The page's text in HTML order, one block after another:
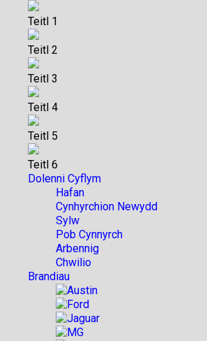
Teitl 1
Teitl 2
Teitl 3
Teitl 4
Teitl 5
Teitl 6
Dolenni Cyflym
Hafan
Cynhyrchion Newydd
Sylw
Pob Cynnyrch
Arbennig
Chwilio
Brandiau